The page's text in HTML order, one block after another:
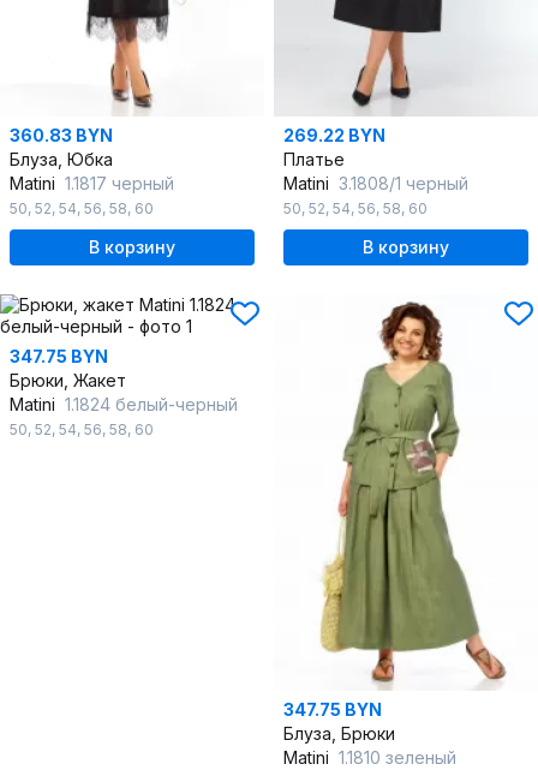
360.83 BYN
Блуза, Юбка
Matini 1.1817 черный
50, 52, 54, 56, 58, 60
В корзину
269.22 BYN
Платье
Matini 3.1808/1 черный
50, 52, 54, 56, 58, 60
В корзину
347.75 BYN
Брюки, Жакет
Matini 1.1824 белый-черный
50, 52, 54, 56, 58, 60
347.75 BYN
Блуза, Брюки
Matini 1.1810 зеленый